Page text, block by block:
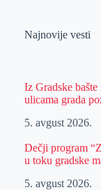
Najnovije vesti
Iz Gradske
ulicama grada
5. avgust 2026.
Dečji program
u toku gradske
5. avgust 2026.